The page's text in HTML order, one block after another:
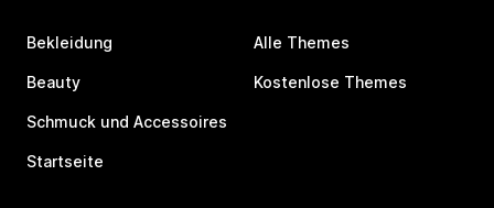
Bekleidung
Beauty
Schmuck und Accessoires
Startseite
Alle Themes
Kostenlose Themes